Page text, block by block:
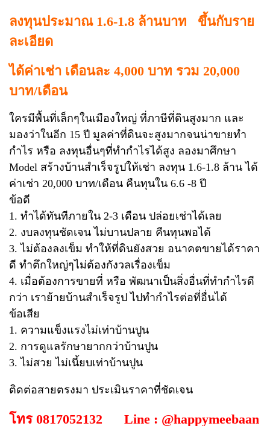
ลงทุนประมาณ 1.6-1.8 ล้านบาท ขึ้นกับราย
ละเอียด
ได้ค่าเช่า เดือนละ 4,000 บาท รวม 20,000
บาท/เดือน
ใครมีพื้นที่เล็กๆในเมืองใหญ่ ที่ภาษีที่ดินสูงมาก และ
มองว่าในอีก 15 ปี มูลค่าที่ดินจะสูงมากจนน่าขายทำ
กำไร หรือ ลงทุนอื่นๆที่ทำกำไรได้สูง ลองมาศึกษา
Model สร้างบ้านสำเร็จรูปให้เช่า ลงทุน 1.6-1.8 ล้าน ได้
ค่าเช่า 20,000 บาท/เดือน คืนทุนใน 6.6 -8 ปี
ข้อดี
1. ทำได้ทันทีภายใน 2-3 เดือน ปล่อยเช่าได้เลย
2. งบลงทุนชัดเจน ไม่บานปลาย คืนทุนพอได้
3. ไม่ต้องลงเข็ม ทำให้ที่ดินยังสวย อนาคตขายได้ราคา
ดี ทำตึกใหญ่ๆไม่ต้องกังวลเรื่องเข็ม
4. เมื่อต้องการขายที่ หรือ พัฒนาเป็นสิ่งอื่นที่ทำกำไรดี
กว่า เราย้ายบ้านสำเร็จรูป ไปทำกำไรต่อที่อื่นได้
ข้อเสีย
1. ความแข็งแรงไม่เท่าบ้านปูน
2. การดูแลรักษายากกว่าบ้านปูน
3. ไม่สวย ไม่เนี้ยบเท่าบ้านปูน
ติดต่อสายตรงมา ประเมินราคาที่ชัดเจน
โทร 0817052132 Line : @happymeebaan